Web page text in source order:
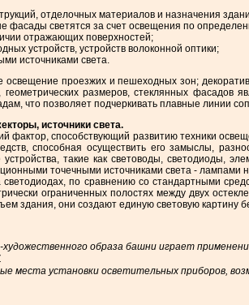
отделочных материалов и назначения
фасады светятся за счет освещения по
отражающих поверхностей;
устройств, устройств волоконной оптики;
источниками света.
освещение проезжих и пешеходных зон;
размеров, стеклянных фасадов
что позволяет подчеркивать плавные линии
источники света.
способствующий развитию техники
способная осуществить его замыслы,
такие как световоды, светодиоды,
точечными источниками света - лампами
по сравнению со стандартными
ограниченных полостях между двух
здания, они создают единую световую картину
образа башни играет
места установки осветительных приборов,